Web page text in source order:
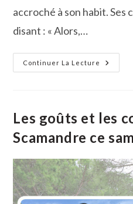
accroché à son habit. Ses
disant : « Alors,…
Continuer La Lecture
Au-
Delà
Rose
À
Les goûts et les
Scamandre ce